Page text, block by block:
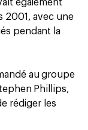
également
2001, avec une
pendant la
au groupe
Phillips,
rédiger les